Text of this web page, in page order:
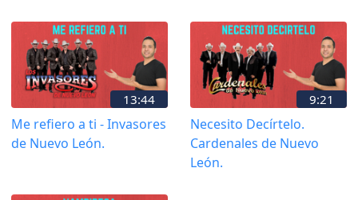
13:44
Me refiero a ti - Invasores
de Nuevo León.
9:21
Necesito Decírtelo.
Cardenales de Nuevo
León.